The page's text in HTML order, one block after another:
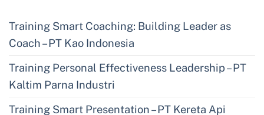
Training Smart Coaching: Building Leader as
Coach – PT Kao Indonesia
Training Personal Effectiveness Leadership – PT
Kaltim Parna Industri
Training Smart Presentation – PT Kereta Api